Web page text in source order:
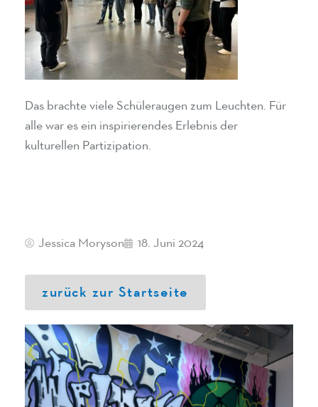
Das brachte viele Schüleraugen zum Leuchten. Für
alle war es ein inspirierendes Erlebnis der
kulturellen Partizipation.
Jessica Moryson 18. Juni 2024
zurück zur Startseite